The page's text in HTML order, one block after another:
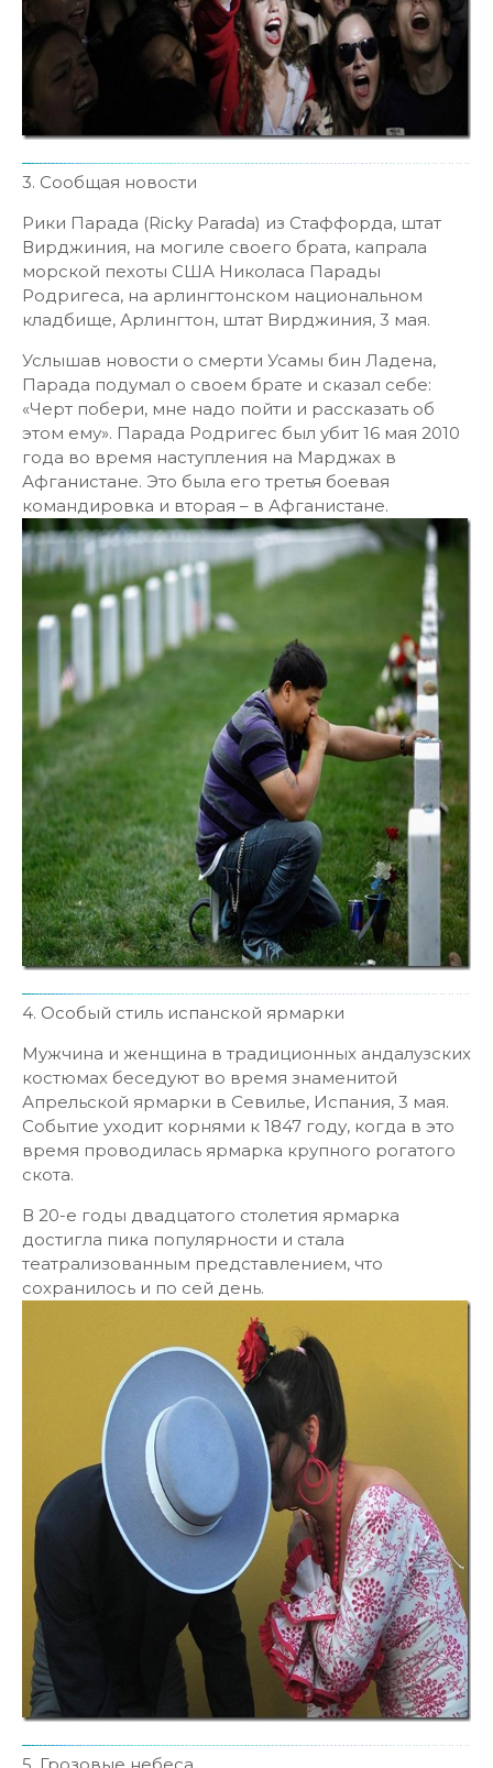
3. Сообщая новости
Рики Парада (Ricky Parada) из Стаффорда, штат
Вирджиния, на могиле своего брата, капрала
морской пехоты США Николаса Парады
Родригеса, на арлингтонском национальном
кладбище, Арлингтон, штат Вирджиния, 3 мая.
Услышав новости о смерти Усамы бин Ладена,
Парада подумал о своем брате и сказал себе:
«Черт побери, мне надо пойти и рассказать об
этом ему». Парада Родригес был убит 16 мая 2010
года во время наступления на Марджах в
Афганистане. Это была его третья боевая
командировка и вторая – в Афганистане.
4. Особый стиль испанской ярмарки
Мужчина и женщина в традиционных андалузских
костюмах беседуют во время знаменитой
Апрельской ярмарки в Севилье, Испания, 3 мая.
Событие уходит корнями к 1847 году, когда в это
время проводилась ярмарка крупного рогатого
скота.
В 20-е годы двадцатого столетия ярмарка
достигла пика популярности и стала
театрализованным представлением, что
сохранилось и по сей день.